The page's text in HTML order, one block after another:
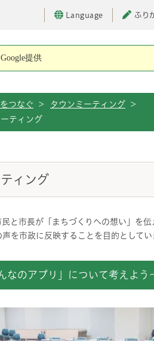
Language ふり
つなぐ > タウンミーティング
>
ティング
ィング
と市長が「まちづくりへの想い」を
を市政に反映することを目的としてい
なのアプリ」について考えよ